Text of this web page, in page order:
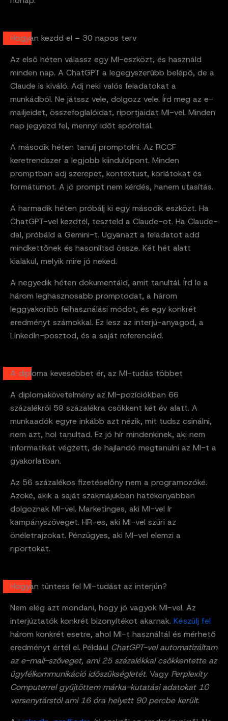
Hogyan kezdd el – 30 napos terv
Az első héten válassz egy MI-eszközt, és használd
minden nap. A ChatGPT a legegyszerűbb belépő, de a
Claude is kiváló. Adj neki valós feladatokat a
munkádból. Ne játssz vele, dolgozz vele. Írd meg az e-
mailjeidet, összefoglalóidat, riportjaidat MI-vel. Minden
nap jegyezd fel, mennyi időt spóroltál.
A második héten tanulj promptolni. Az RCCF
keretrendszer a legjobb kiindulópont. Minden
promptban adj szerepet, kontextust, korlátokat és
formátumot. A jó prompt nem kérdés, hanem utasítás.
A harmadik héten próbálj ki egy második eszközt. Ha
ChatGPT-vel kezdtél, teszteld a Claude-ot. Ha Claude-
dal, próbáld a Gemini-t. Ugyanazt a feladatot add
mindkettőnek és hasonlítsd össze. Két hét alatt
kialakul, melyik mire jó neked.
A negyedik héten dokumentáld, amit tanultál. Írd le a
három leghasznosabb promptodat, a három
leggyakoribb felhasználási módot, és egy konkrét
eredményt számokkal. Ez lesz az interjú-anyagod, a
LinkedIn-posztod, és a saját referenciád.
A diploma kevesebbet ér, az MI-tudás többet
A diplomakövetelmény az MI-pozíciókban 66
százalékról 59 százalékra csökkent két év alatt. A
munkaadók egyre inkább azt nézik, mit tudsz csinálni,
nem azt, hol tanultad. Ez jó hír mindenkinek, aki nem
informatikát végzett, de hajlandó megtanulni az MI-t a
gyakorlatban.
Az 56 százalékos fizetéselőny nem a programozóké.
Azoké, akik a saját szakmájukban hatékonyabban
dolgoznak MI-vel. Marketinges, aki MI-vel ír
kampányszöveget. HR-es, aki MI-vel szűri az
önéletrajzokat. Pénzügyes, aki MI-vel elemzi a
riportokat.
Hogyan tüntess fel MI-tudást az interjún?
Nem elég azt mondani, hogy jó vagyok MI-vel. Az
interjúztatók konkrét bizonyítékot akarnak. Készülj fel
három konkrét esetre, ahol MI-t használtál és mérhető
eredményt értél el. Például ChatGPT-vel automatizáltam
az e-mail-szöveget, ami 25 százalékkal csökkentette az
ügyfélkommunikáció időszükségletét. Vagy Perplexity
Computerrel gyűjtöttem márka-kutatási adatokat 10
versenytárstól ami 16 óra helyett 90 percbe került.